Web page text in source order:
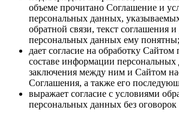
объеме прочитано Соглашение и
персональных данных,
обратной связи, текст соглашения
персональных данных ему понятны;
дает согласие на обработку Сайтом
составе информации
заключения между ним и Сайтом
Соглашения, а также его
выражает согласие с условиями
персональных данных без